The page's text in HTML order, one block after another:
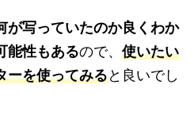
が写っていたのか良くわか
能性もあるので、 使いたい
ーを使ってみると良いでし